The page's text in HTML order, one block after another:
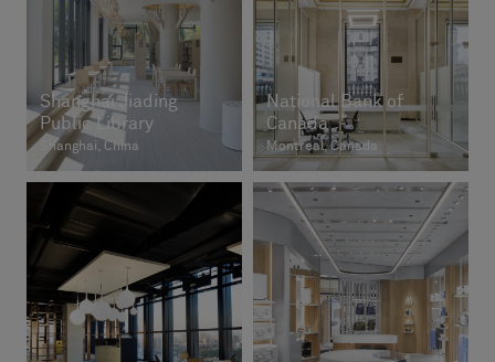
Shanghai Jiading
Public Library
Shanghai, China
National Bank of
Canada
Montreal, Canada